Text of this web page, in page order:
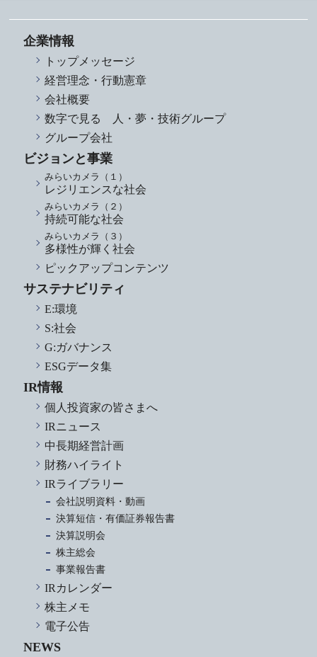
企業情報
トップメッセージ
経営理念・行動憲章
会社概要
数字で見る 人・夢・技術グループ
グループ会社
ビジョンと事業
みらいカメラ（１）
レジリエンスな社会
みらいカメラ（２）
持続可能な社会
みらいカメラ（３）
多様性が輝く社会
ピックアップコンテンツ
サステナビリティ
E:環境
S:社会
G:ガバナンス
ESGデータ集
IR情報
個人投資家の皆さまへ
IRニュース
中長期経営計画
財務ハイライト
IRライブラリー
会社説明資料・動画
決算短信・有価証券報告書
決算説明会
株主総会
事業報告書
IRカレンダー
株主メモ
電子公告
NEWS